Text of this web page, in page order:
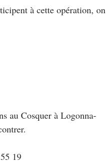
à cette opération, on
au Cosquer à Logonna-
19